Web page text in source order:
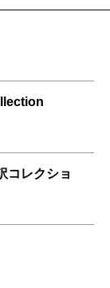
コレクショ